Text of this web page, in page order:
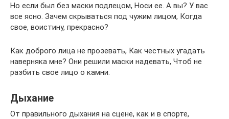
Но если был без маски подлецом, Носи ее. А вы? У вас
все ясно. Зачем скрываться под чужим лицом, Когда
свое, воистину, прекрасно?
Как доброго лица не прозевать, Как честных угадать
наверняка мне? Они решили маски надевать, Чтоб не
разбить свое лицо о камни.
Дыхание
От правильного дыхания на сцене, как и в спорте,